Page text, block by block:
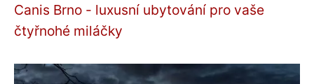
Canis Brno - luxusní ubytování pro vaše
čtyřnohé miláčky